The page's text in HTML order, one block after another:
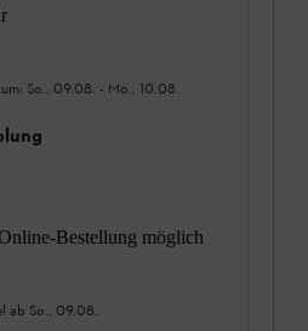
So., 09.08. - Mo., 10.08.
Bestellung möglich
ab So., 09.08.